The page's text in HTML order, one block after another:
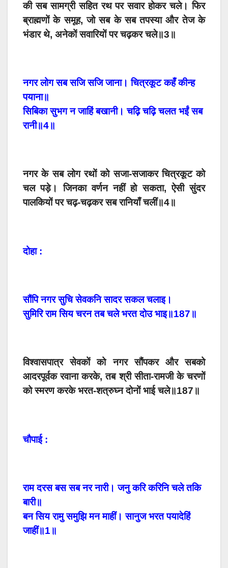
की सब सामग्री सहित रथ पर सवार होकर चले। फिर
ब्राह्मणों के समूह, जो सब के सब तपस्या और तेज के
भंडार थे, अनेकों सवारियों पर चढ़कर चले॥3॥
नगर लोग सब सजि सजि जाना। चित्रकूट कहँ कीन्ह
पयाना॥
सिबिका सुभग न जाहिं बखानी। चढ़ि चढ़ि चलत भईं सब
रानी॥4॥
नगर के सब लोग रथों को सजा-सजाकर चित्रकूट को
चल पड़े। जिनका वर्णन नहीं हो सकता, ऐसी सुंदर
पालकियों पर चढ़-चढ़कर सब रानियाँ चलीं॥4॥
दोहा :
सौंपि नगर सुचि सेवकनि सादर सकल चलाइ।
सुमिरि राम सिय चरन तब चले भरत दोउ भाइ॥187॥
विश्वासपात्र सेवकों को नगर सौंपकर और सबको
आदरपूर्वक रवाना करके, तब श्री सीता-रामजी के चरणों
को स्मरण करके भरत-शत्रुघ्न दोनों भाई चले॥187॥
चौपाई :
राम दरस बस सब नर नारी। जनु करि करिनि चले तकि
बारी॥
बन सिय रामु समुझि मन माहीं। सानुज भरत पयादेहिं
जाहीं॥1॥